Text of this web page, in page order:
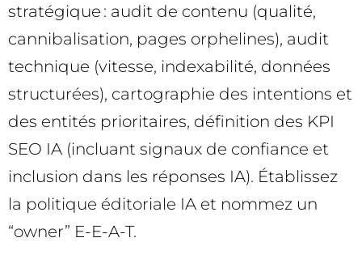
stratégique : audit de contenu (qualité,
cannibalisation, pages orphelines), audit
technique (vitesse, indexabilité, données
structurées), cartographie des intentions et
des entités prioritaires, définition des KPI
SEO IA (incluant signaux de confiance et
inclusion dans les réponses IA). Établissez
la politique éditoriale IA et nommez un
“owner” E-E-A-T.